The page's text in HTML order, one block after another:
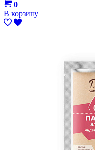
0
В корзину